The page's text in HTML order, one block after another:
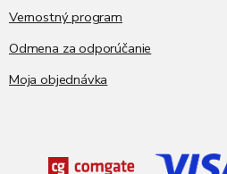
Vernostný program
Odmena za odporúčanie
Moja objednávka